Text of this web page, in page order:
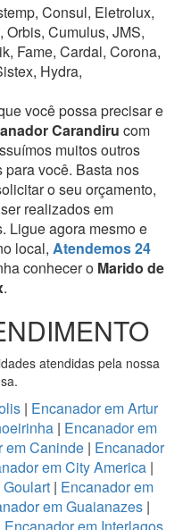
Consul, Eletrolux,
Orbis, Cumulus, JMS,
Fame, Cardal, Corona,
Hydra,
você possa precisar e
Carandiru com
muitos outros
você. Basta nos
o seu orçamento,
realizados em
Ligue agora mesmo e
local, Atendemos 24
conhecer o Marido de
.
atendidas pela nossa
| Encanador em Artur
| Encanador em
em Caninde | Encanador
em City America |
| Encanador em
em Guaianazes |
Encanador em Interlagos